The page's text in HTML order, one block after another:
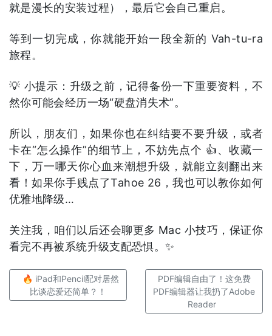
就是漫长的安装过程），最后它会自己重启。
等到一切完成，你就能开始一段全新的 Vah-tu-ra
旅程。
💡 小提示：升级之前，记得备份一下重要资料，不
然你可能会经历一场“硬盘消失术”。
所以，朋友们，如果你也在纠结要不要升级，或者
卡在“怎么操作”的细节上，不妨先点个 👍、收藏一
下，万一哪天你心血来潮想升级，就能立刻翻出来
看！如果你手贱点了Tahoe 26，我也可以教你如何
优雅地降级…
关注我，咱们以后还会聊更多 Mac 小技巧，保证你
看完不再被系统升级支配恐惧。✨
🔥 iPad和Pencil配对居然
比谈恋爱还简单？！
PDF编辑自由了！这免费
PDF编辑器让我扔了Adobe
Reader